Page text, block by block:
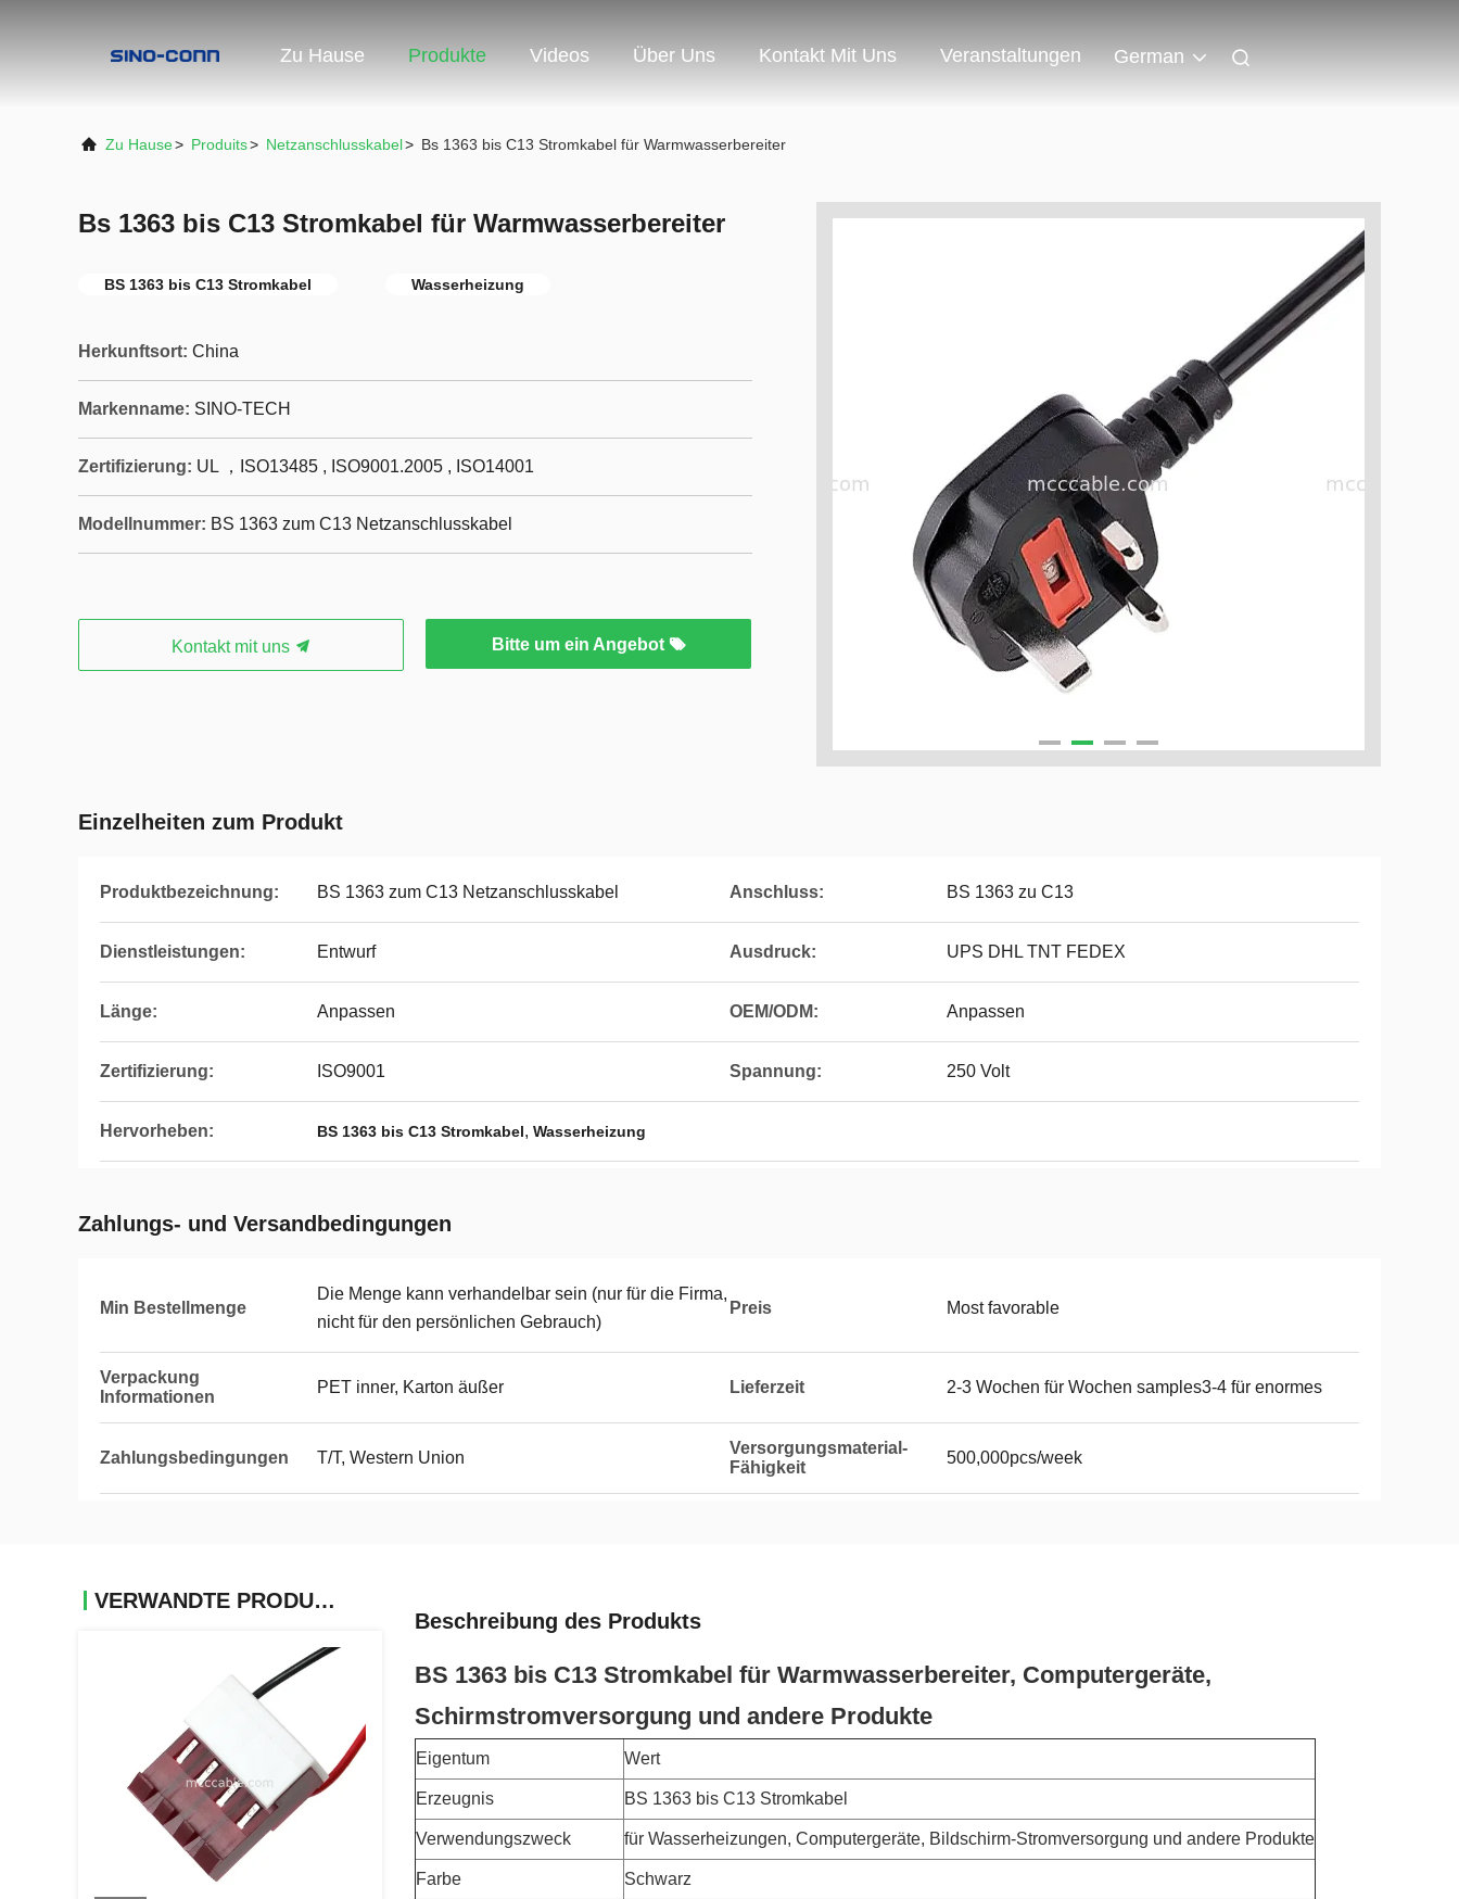
Zu Hause Produkte Videos Über Uns Kontakt Mit Uns Veranstaltungen German
Zu Hause> Produits> Netzanschlusskabel> Bs 1363 bis C13 Stromkabel für Warmwasserbereiter
Bs 1363 bis C13 Stromkabel für Warmwasserbereiter
BS 1363 bis C13 Stromkabel Wasserheizung
Herkunftsort: China
Markenname: SINO-TECH
Zertifizierung: UL ，ISO13485 , ISO9001.2005 , ISO14001
Modellnummer: BS 1363 zum C13 Netzanschlusskabel
Kontakt mit uns Bitte um ein Angebot
Einzelheiten zum Produkt
Produktbezeichnung: BS 1363 zum C13 Netzanschlusskabel Anschluss: BS 1363 zu C13
Dienstleistungen: Entwurf Ausdruck: UPS DHL TNT FEDEX
Länge: Anpassen OEM/ODM: Anpassen
Zertifizierung: ISO9001 Spannung: 250 Volt
Hervorheben: BS 1363 bis C13 Stromkabel, Wasserheizung
Zahlungs- und Versandbedingungen
Min Bestellmenge
Die Menge kann verhandelbar sein (nur für die Firma,
nicht für den persönlichen Gebrauch)
Preis Most favorable
Verpackung
Informationen
PET inner, Karton äußer Lieferzeit 2-3 Wochen für Wochen samples3-4 für enormes
Zahlungsbedingungen T/T, Western Union
Versorgungsmaterial-
Fähigkeit
500,000pcs/week
VERWANDTE PRODUKTE
Beschreibung des Produkts
BS 1363 bis C13 Stromkabel für Warmwasserbereiter, Computergeräte,
Schirmstromversorgung und andere Produkte
Eigentum Wert
Erzeugnis BS 1363 bis C13 Stromkabel
Verwendungszweck für Wasserheizungen, Computergeräte, Bildschirm-Stromversorgung und andere Produkte
Farbe Schwarz